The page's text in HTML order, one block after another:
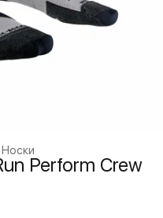
Носки
Perform Crew